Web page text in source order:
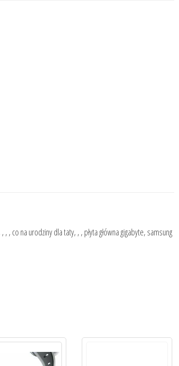
co na urodziny dla taty, , , płyta główna gigabyte, samsung